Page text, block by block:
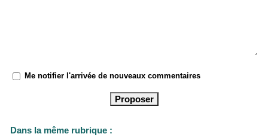
Me notifier l'arrivée de nouveaux commentaires
Dans la même rubrique :